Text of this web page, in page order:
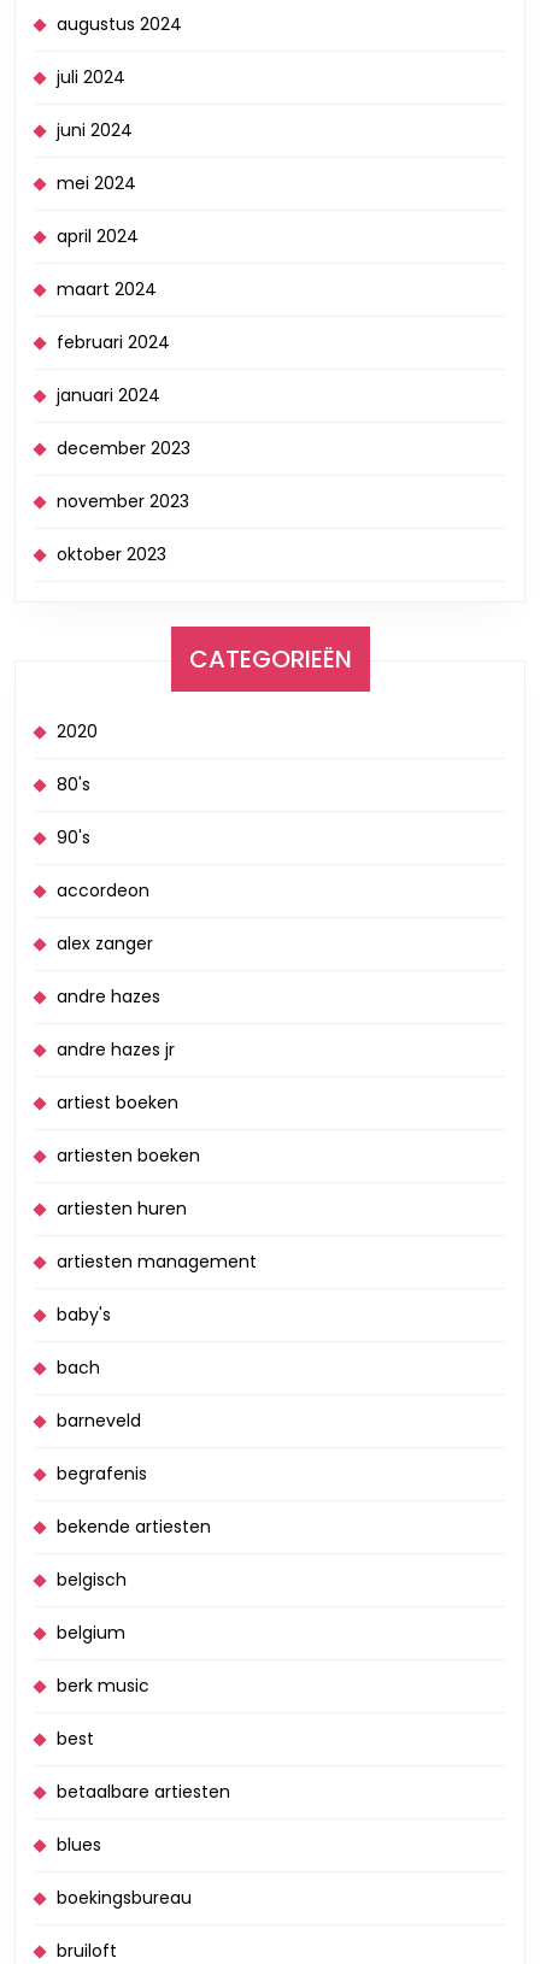
augustus 2024
juli 2024
juni 2024
mei 2024
april 2024
maart 2024
februari 2024
januari 2024
december 2023
november 2023
oktober 2023
CATEGORIEËN
2020
80's
90's
accordeon
alex zanger
andre hazes
andre hazes jr
artiest boeken
artiesten boeken
artiesten huren
artiesten management
baby's
bach
barneveld
begrafenis
bekende artiesten
belgisch
belgium
berk music
best
betaalbare artiesten
blues
boekingsbureau
bruiloft